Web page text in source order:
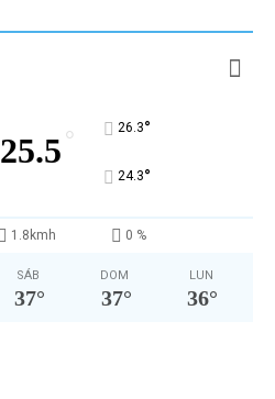
25.5 ° 26.3°
24.3°
1.8kmh 0 %
SÁB
37°
DOM
37°
LUN
36°